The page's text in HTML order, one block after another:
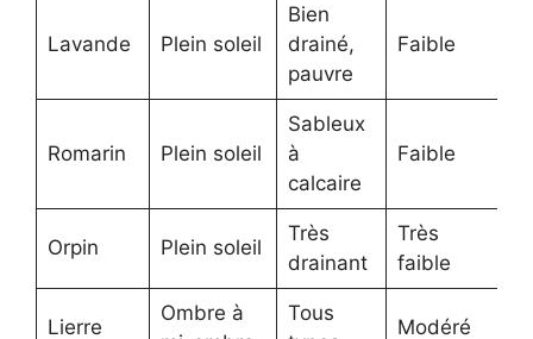
Lavande Plein soleil
Bien
drainé,
pauvre
Faible
Romarin Plein soleil
Sableux
à
calcaire
Faible
Orpin Plein soleil
Très
drainant
Très
faible
Lierre
Ombre à
Tous
Modéré